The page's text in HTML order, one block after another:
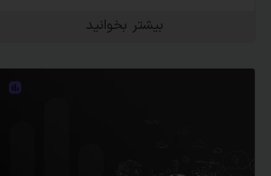
بیشتر بخوانید